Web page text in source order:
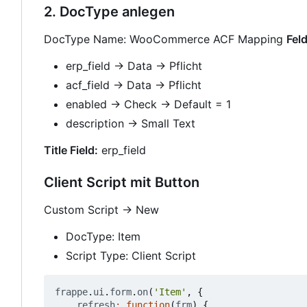
2. DocType anlegen
DocType Name: WooCommerce ACF Mapping
erp_field → Data → Pflicht
acf_field → Data → Pflicht
enabled → Check → Default = 1
description → Small Text
Title Field: erp_field
Client Script mit Button
Custom Script → New
DocType: Item
Script Type: Client Script
frappe. ui. form. on( 'Item' ,
{